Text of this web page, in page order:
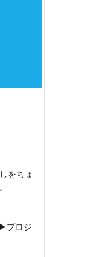
をちょ
プロジ